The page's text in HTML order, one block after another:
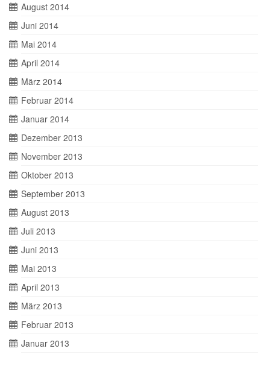
August 2014
Juni 2014
Mai 2014
April 2014
März 2014
Februar 2014
Januar 2014
Dezember 2013
November 2013
Oktober 2013
September 2013
August 2013
Juli 2013
Juni 2013
Mai 2013
April 2013
März 2013
Februar 2013
Januar 2013